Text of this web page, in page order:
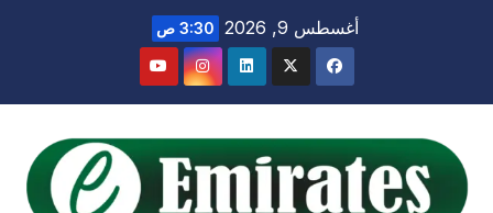
أغسطس 9, 2026 3:30 ص